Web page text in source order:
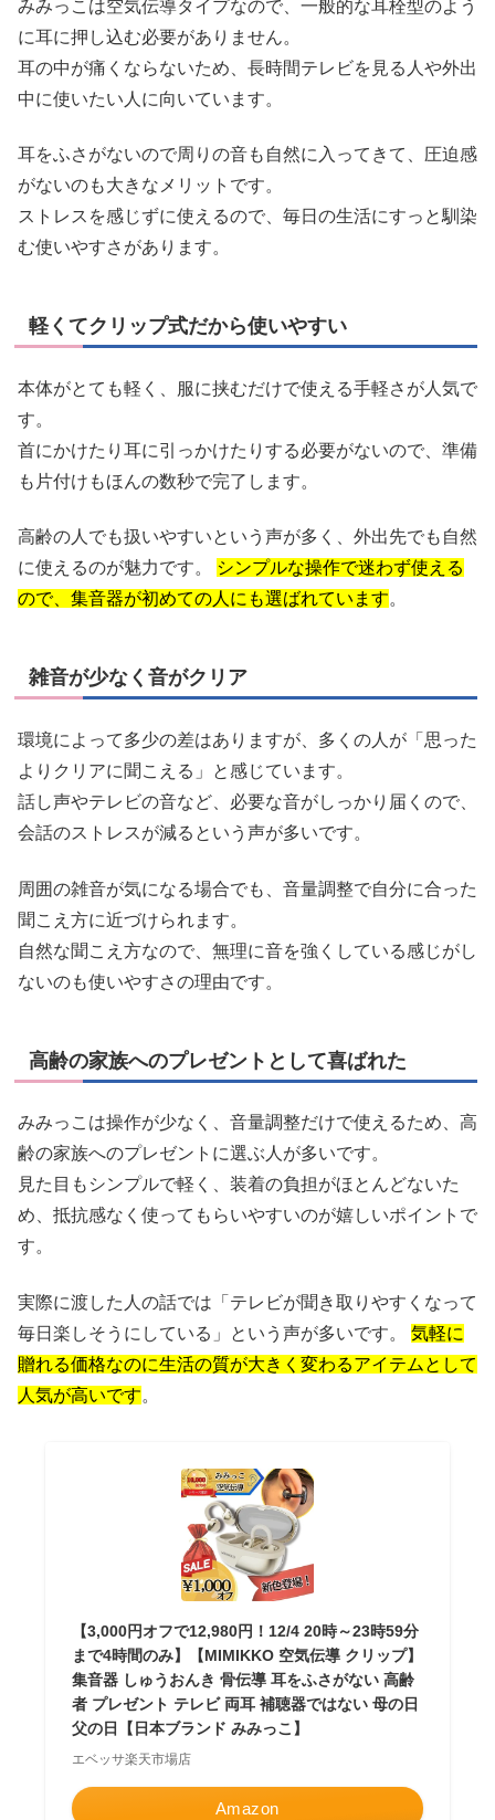
みみっこは空気伝導タイプなので、一般的な耳栓型のよう
に耳に押し込む必要がありません。
耳の中が痛くならないため、長時間テレビを見る人や外出
中に使いたい人に向いています。
耳をふさがないので周りの音も自然に入ってきて、圧迫感
がないのも大きなメリットです。
ストレスを感じずに使えるので、毎日の生活にすっと馴染
む使いやすさがあります。
軽くてクリップ式だから使いやすい
本体がとても軽く、服に挟むだけで使える手軽さが人気で
す。
首にかけたり耳に引っかけたりする必要がないので、準備
も片付けもほんの数秒で完了します。
高齢の人でも扱いやすいという声が多く、外出先でも自然
に使えるのが魅力です。
シンプルな操作で迷わず使える
ので、集音器が初めての人にも選ばれています。
雑音が少なく音がクリア
環境によって多少の差はありますが、多くの人が「思った
よりクリアに聞こえる」と感じています。
話し声やテレビの音など、必要な音がしっかり届くので、
会話のストレスが減るという声が多いです。
周囲の雑音が気になる場合でも、音量調整で自分に合った
聞こえ方に近づけられます。
自然な聞こえ方なので、無理に音を強くしている感じがし
ないのも使いやすさの理由です。
高齢の家族へのプレゼントとして喜ばれた
みみっこは操作が少なく、音量調整だけで使えるため、高
齢の家族へのプレゼントに選ぶ人が多いです。
見た目もシンプルで軽く、装着の負担がほとんどないた
め、抵抗感なく使ってもらいやすいのが嬉しいポイントで
す。
実際に渡した人の話では「テレビが聞き取りやすくなって
毎日楽しそうにしている」という声が多いです。 気軽に
贈れる価格なのに生活の質が大きく変わるアイテムとして
人気が高いです。
【3,000円オフで12,980円！12/4 20時～23時59分
まで4時間のみ】【MIMIKKO 空気伝導 クリップ】
集音器 しゅうおんき 骨伝導 耳をふさがない 高齢
者 プレゼント テレビ 両耳 補聴器ではない 母の日
父の日【日本ブランド みみっこ】
エベッサ楽天市場店
Amazon